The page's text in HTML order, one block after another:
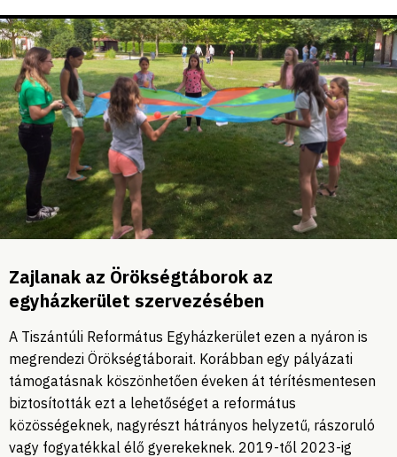
Zajlanak az Örökségtáborok az
egyházkerület szervezésében
A Tiszántúli Református Egyházkerület ezen a nyáron is
megrendezi Örökségtáborait. Korábban egy pályázati
támogatásnak köszönhetően éveken át térítésmentesen
biztosították ezt a lehetőséget a református
közösségeknek, nagyrészt hátrányos helyzetű, rászoruló
vagy fogyatékkal élő gyerekeknek. 2019-től 2023-ig